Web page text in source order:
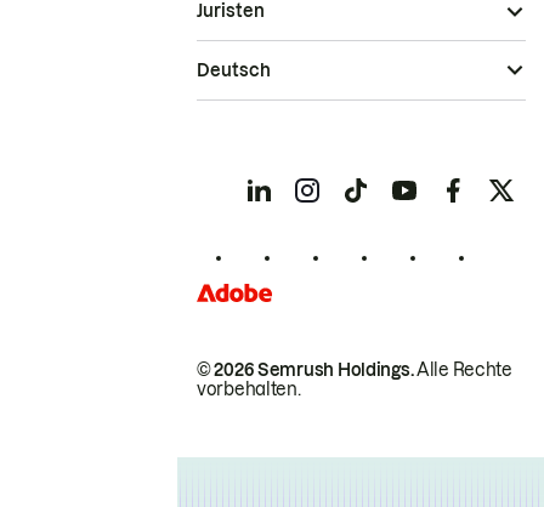
© 2026 Semrush Holdings.Alle Rechte
vorbehalten.
Juristen
Deutsch